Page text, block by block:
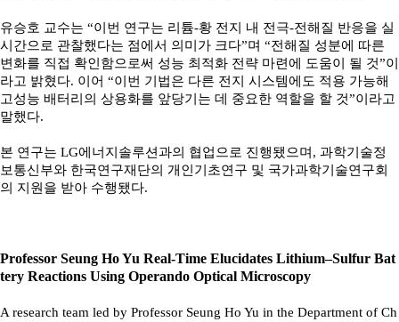
유승호 교수는 “이번 연구는 리튬-황 전지 내 전극-전해질 반응을 실
시간으로 관찰했다는 점에서 의미가 크다”며 “전해질 성분에 따른
변화를 직접 확인함으로써 성능 최적화 전략 마련에 도움이 될 것”이
라고 밝혔다. 이어 “이번 기법은 다른 전지 시스템에도 적용 가능해
고성능 배터리의 상용화를 앞당기는 데 중요한 역할을 할 것”이라고
말했다.
본 연구는 LG에너지솔루션과의 협업으로 진행됐으며, 과학기술정
보통신부와 한국연구재단의 개인기초연구 및 국가과학기술연구회
의 지원을 받아 수행됐다.
Professor Seung Ho Yu Real-Time Elucidates Lithium–Sulfur Bat
tery Reactions Using Operando Optical Microscopy
A research team led by Professor Seung Ho Yu in the Department of Ch